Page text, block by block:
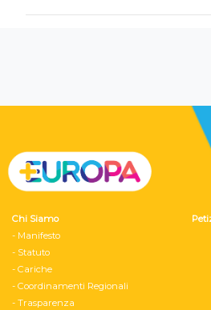
Chi Siamo
- Manifesto
- Statuto
- Cariche
- Coordinamenti Regionali
- Trasparenza